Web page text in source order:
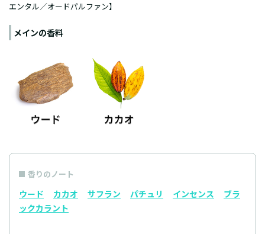
エンタル／オードパルファン】
メインの香料
香りのノート
ウード カカオ サフラン パチュリ インセンス
ブラ
ックカラント